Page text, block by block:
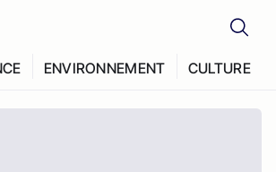
ENVIRONNEMENT CULTURE